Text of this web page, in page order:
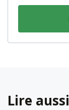
Lire aussi